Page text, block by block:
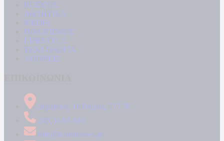
ΚΟΣΜΟΣ
ΑΘΛΗΤΙΚΑ
MEDIA
ΠΟΛΙΤΙΣΜΟΣ
LIFESTYLE
ΤΕΧΝΟΛΟΓΙΑ
ΑΠΟΨΕΙΣ
Δήμητρος 31 Ταύρος, 177 78
210 34 89 000
info@kontranews.gr